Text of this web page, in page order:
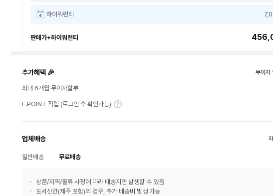
하이워런티
판매가+하이워런티
추가혜택 🎉 무이자
최대 6개월 무이자할부
L.POINT 적립 (로그인 후 확인가능)
업체배송
일반배송 무료배송
상품/지역/물류 사정에 따라 배송지연 발생할 수 있음
도서산간(제주 포함)의 경우, 추가 배송비 발생 가능